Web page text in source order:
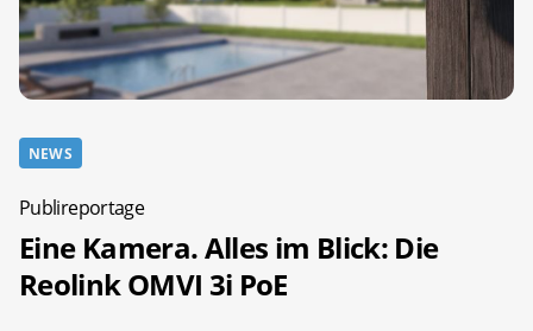
NEWS
Publireportage
Eine Kamera. Alles im Blick: Die
Reolink OMVI 3i PoE